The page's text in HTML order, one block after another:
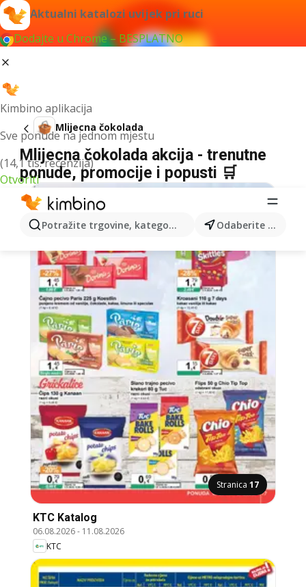
Aktualni katalozi uvijek pri ruci
Dodajte u Chrome – BESPLATNO
Kimbino aplikacija
Sve ponude na jednom mjestu
(14,1 tis. recenzija)
Otvoriti
Potražite trgovine, kategorije, proizvode... Odaberite grad
Mlijecna čokolada
Mlijecna čokolada akcija - trenutne
ponude, promocije i popusti 🛒
Stranica 17
KTC Katalog
06.08.2026- 11.08.2026
KTC